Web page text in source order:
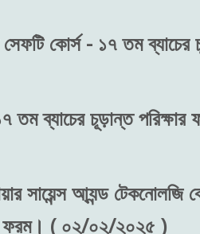
কোর্স - ১৭ তম ব্যাচের
তম ব্যাচের চূড়ান্ত
সায়েন্স আ্যন্ড টেকনোলজি
ফরম। ( ০২/০২/২০২৫ )